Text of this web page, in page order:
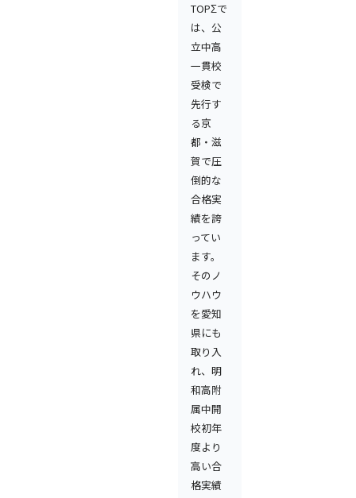
TOPΣで
は、公
立中高
一貫校
受検で
先行す
る京
都・滋
賀で圧
倒的な
合格実
績を誇
ってい
ます。
そのノ
ウハウ
を愛知
県にも
取り入
れ、明
和高附
属中開
校初年
度より
高い合
格実績